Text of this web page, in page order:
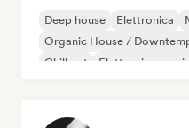
Deep house Elettronica
Organic House /
Chill out
Elettronica